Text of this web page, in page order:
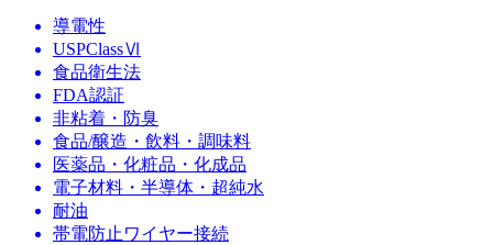
導電性
USPClassⅥ
食品衛生法
FDA認証
非粘着・防臭
食品/醸造・飲料・調味料
医薬品・化粧品・化成品
電子材料・半導体・超純水
耐油
帯電防止ワイヤー接続